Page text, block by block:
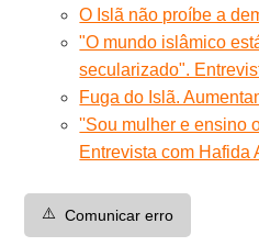
O Islã não proíbe a
"O mundo islâmico
secularizado".
Fuga do Islã.
''Sou mulher e ensino
Entrevista com Hafida
⚠️ Comunicar erro